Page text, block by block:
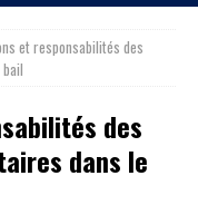
et responsabilités des
des
dans le